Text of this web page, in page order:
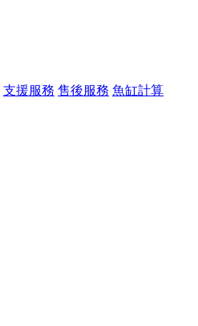
支援服務 售後服務 魚缸計算